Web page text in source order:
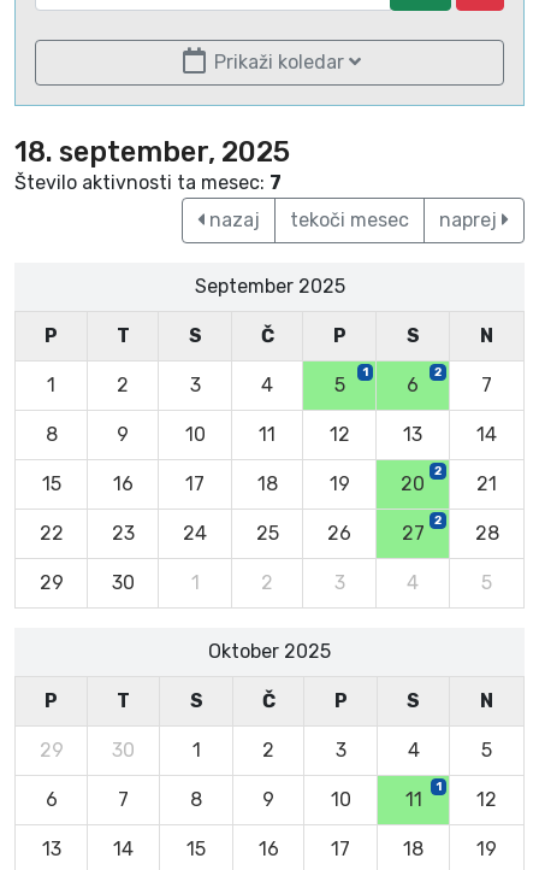
Prikaži koledar
18. september, 2025
Število aktivnosti ta mesec: 7
nazaj
tekoči mesec naprej
September 2025
P T S Č P S N
1 2 3 4 5
1
6
2
7
8 9 10 11 12 13 14
15 16 17 18 19 20
2
21
22 23 24 25 26 27
2
28
29 30 1 2 3 4 5
Oktober 2025
P T S Č P S N
29 30 1 2 3 4 5
6 7 8 9 10 11
1
12
13 14 15 16 17 18 19